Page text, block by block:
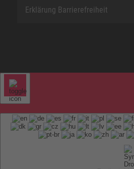
Erklärung Barrierefreiheit